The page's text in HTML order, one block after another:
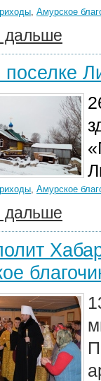
, Амурское
дальше
, Амурское
дальше